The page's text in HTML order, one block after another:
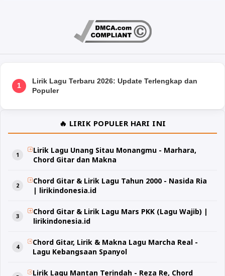
1
Lirik Lagu Terbaru 2026: Update Terlengkap dan
Populer
🔥 LIRIK POPULER HARI INI
Lirik Lagu Unang Sitau Monangmu - Marhara,
Chord Gitar dan Makna
Chord Gitar & Lirik Lagu Tahun 2000 - Nasida Ria
| lirikindonesia.id
Chord Gitar & Lirik Lagu Mars PKK (Lagu Wajib) |
lirikindonesia.id
Chord Gitar, Lirik & Makna Lagu Marcha Real -
Lagu Kebangsaan Spanyol
Lirik Lagu Mantan Terindah - Reza Re, Chord